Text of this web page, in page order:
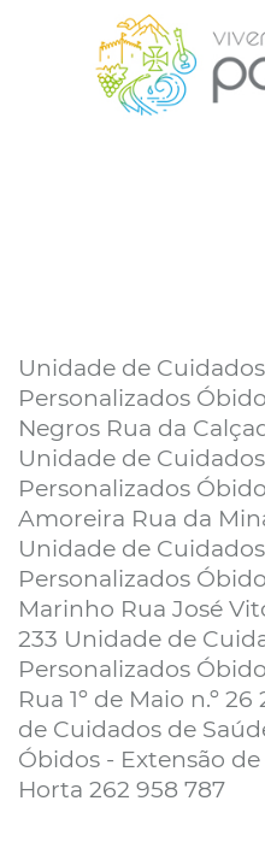
Unidade de
Personalizados
Negros Rua da
Unidade de
Personalizados
Amoreira Rua da
Unidade de
Personalizados
Marinho Rua José
233 Unidade de
Personalizados
Rua 1º de Maio n.º
de Cuidados de
Óbidos - Extensão
Horta 262 958 787